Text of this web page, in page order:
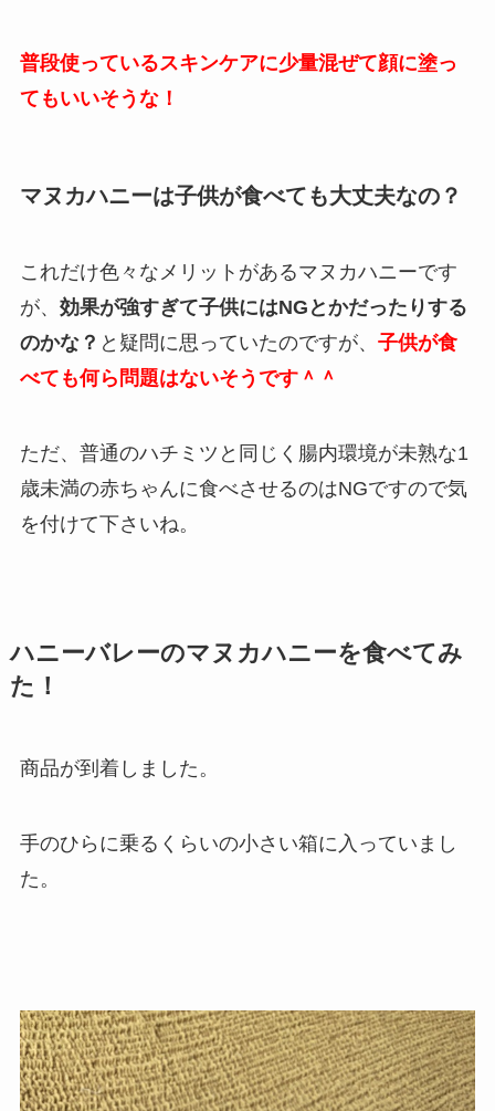
普段使っているスキンケアに少量混ぜて顔に塗っ
てもいいそうな！
マヌカハニーは子供が食べても大丈夫なの？
これだけ色々なメリットがあるマヌカハニーです
が、 効果が強すぎて子供にはNGとかだったりする
のかな？ と疑問に思っていたのですが、 子供が食
べても何ら問題はないそうです＾＾
ただ、普通のハチミツと同じく腸内環境が未熟な1
歳未満の赤ちゃんに食べさせるのはNGですので気
を付けて下さいね。
ハニーバレーのマヌカハニーを食べてみ
た！
商品が到着しました。
手のひらに乗るくらいの小さい箱に入っていまし
た。